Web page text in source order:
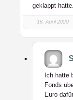
geklappt
16. April 2020
Ich hatte
Fonds
Euro